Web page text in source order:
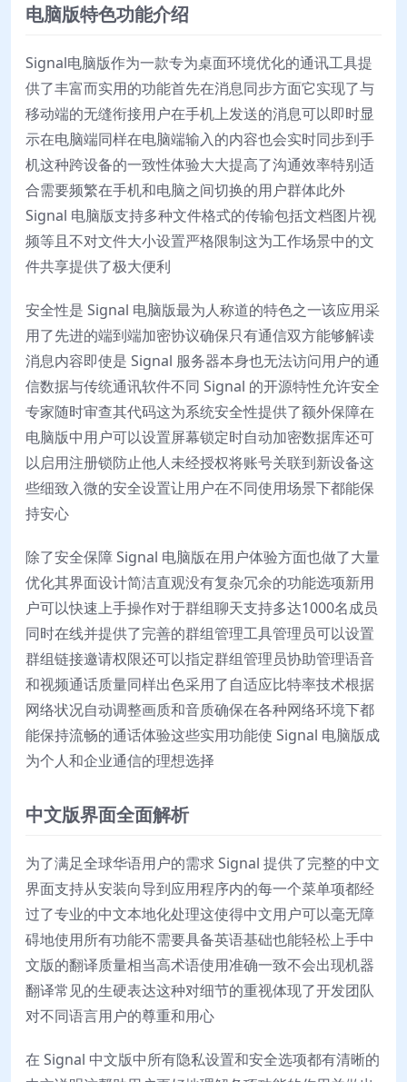
电脑版特色功能介绍
Signal电脑版作为一款专为桌面环境优化的通讯工具提
供了丰富而实用的功能首先在消息同步方面它实现了与
移动端的无缝衔接用户在手机上发送的消息可以即时显
示在电脑端同样在电脑端输入的内容也会实时同步到手
机这种跨设备的一致性体验大大提高了沟通效率特别适
合需要频繁在手机和电脑之间切换的用户群体此外
Signal 电脑版支持多种文件格式的传输包括文档图片视
频等且不对文件大小设置严格限制这为工作场景中的文
件共享提供了极大便利
安全性是 Signal 电脑版最为人称道的特色之一该应用采
用了先进的端到端加密协议确保只有通信双方能够解读
消息内容即使是 Signal 服务器本身也无法访问用户的通
信数据与传统通讯软件不同 Signal 的开源特性允许安全
专家随时审查其代码这为系统安全性提供了额外保障在
电脑版中用户可以设置屏幕锁定时自动加密数据库还可
以启用注册锁防止他人未经授权将账号关联到新设备这
些细致入微的安全设置让用户在不同使用场景下都能保
持安心
除了安全保障 Signal 电脑版在用户体验方面也做了大量
优化其界面设计简洁直观没有复杂冗余的功能选项新用
户可以快速上手操作对于群组聊天支持多达1000名成员
同时在线并提供了完善的群组管理工具管理员可以设置
群组链接邀请权限还可以指定群组管理员协助管理语音
和视频通话质量同样出色采用了自适应比特率技术根据
网络状况自动调整画质和音质确保在各种网络环境下都
能保持流畅的通话体验这些实用功能使 Signal 电脑版成
为个人和企业通信的理想选择
中文版界面全面解析
为了满足全球华语用户的需求 Signal 提供了完整的中文
界面支持从安装向导到应用程序内的每一个菜单项都经
过了专业的中文本地化处理这使得中文用户可以毫无障
碍地使用所有功能不需要具备英语基础也能轻松上手中
文版的翻译质量相当高术语使用准确一致不会出现机器
翻译常见的生硬表达这种对细节的重视体现了开发团队
对不同语言用户的尊重和用心
在 Signal 中文版中所有隐私设置和安全选项都有清晰的